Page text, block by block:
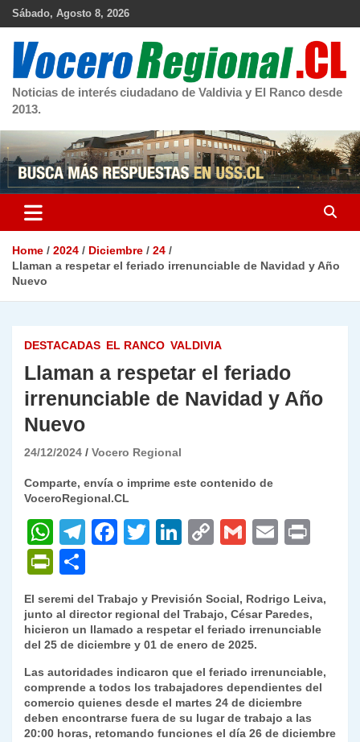
Skip
Sábado, Agosto 8, 2026
Noticias de interés ciudadano de Valdivia y El Ranco desde
2013.
Home 2024 Diciembre
24
Llaman a respetar el feriado irrenunciable de Navidad y Año
Nuevo
DESTACADAS EL RANCO VALDIVIA
Llaman a respetar el feriado
irrenunciable de Navidad y Año
Nuevo
24/12/2024 Vocero Regional
Comparte, envía o imprime este contenido de
VoceroRegional.CL
W
h
at
s
A
p
p
T
gr
a
m
F
e
b
o
o
k
T
er
Li
e
dI
C
y
Li
n
k
G
l
E
l
P
nt
Fr
ie
n
dl
o
m
p
ar
tir
El seremi del Trabajo y Previsión Social, Rodrigo Leiva,
junto al director regional del Trabajo, César Paredes,
hicieron un llamado a respetar el feriado irrenunciable
del 25 de diciembre y 01 de enero de 2025.
Las autoridades indicaron que el feriado irrenunciable,
comprende a todos los trabajadores dependientes del
comercio quienes desde el martes 24 de diciembre
deben encontrarse fuera de su lugar de trabajo a las
20:00 horas, retomando funciones el día 26 de diciembre